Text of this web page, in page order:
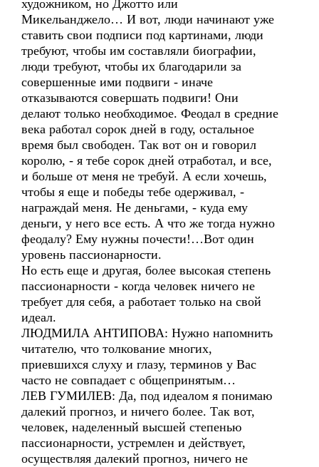
художником, но Джотто или
Микельанджело… И вот, люди начинают уже
ставить свои подписи под картинами, люди
требуют, чтобы им составляли биографии,
люди требуют, чтобы их благодарили за
совершенные ими подвиги - иначе
отказываются совершать подвиги! Они
делают только необходимое. Феодал в средние
века работал сорок дней в году, остальное
время был свободен. Так вот он и говорил
королю, - я тебе сорок дней отработал, и все,
и больше от меня не требуй. А если хочешь,
чтобы я еще и победы тебе одерживал, -
награждай меня. Не деньгами, - куда ему
деньги, у него все есть. А что же тогда нужно
феодалу? Ему нужны почести!…Вот один
уровень пассионарности.
Но есть еще и другая, более высокая степень
пассионарности - когда человек ничего не
требует для себя, а работает только на свой
идеал.
ЛЮДМИЛА АНТИПОВА: Нужно напомнить
читателю, что толкование многих,
приевшихся слуху и глазу, терминов у Вас
часто не совпадает с общепринятым…
ЛЕВ ГУМИЛЕВ: Да, под идеалом я понимаю
далекий прогноз, и ничего более. Так вот,
человек, наделенный высшей степенью
пассионарности, устремлен и действует,
осуществляя далекий прогноз, ничего не